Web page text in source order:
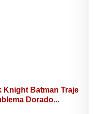
Knight Batman Traje
Dorado...